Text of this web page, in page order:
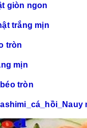
giòn ngon
trắng mịn
tròn
mịn
tròn